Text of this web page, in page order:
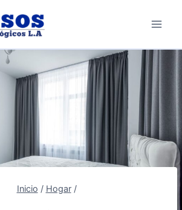
Inicio / Hogar /